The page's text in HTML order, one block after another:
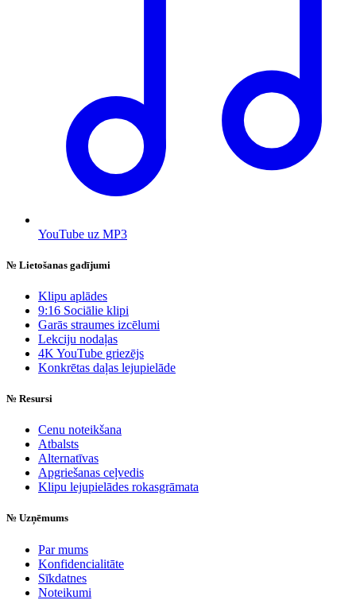
YouTube uz MP3
№ Lietošanas gadījumi
Klipu aplādes
9:16 Sociālie klipi
Garās straumes izcēlumi
Lekciju nodaļas
4K YouTube griezējs
Konkrētas daļas lejupielāde
№ Resursi
Cenu noteikšana
Atbalsts
Alternatīvas
Apgriešanas ceļvedis
Klipu lejupielādes rokasgrāmata
№ Uzņēmums
Par mums
Konfidencialitāte
Sīkdatnes
Noteikumi